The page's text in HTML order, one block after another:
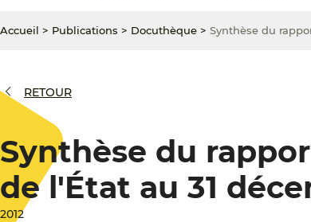
Accueil > Publications > Docuthèque > Synthèse du
RETOUR
Synthèse du
de l'État au 31
2012